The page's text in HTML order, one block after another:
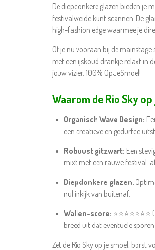
De diepdonkere glazen bieden je
festivalweide kunt scannen. De
high-fashion edge waarmee je
Of je nu vooraan bij de
met een ijskoud drankje relaxt in
jouw vizier. 100% OpJeSmoel!
Waarom de Rio Sky
Organisch Wave Design:
een creatieve en gedurfde
Robuust gitzwart: Een
mixt met een rauwe festival-
Diepdonkere glazen:
nul inkijk van buitenaf.
Wallen-score:
breed uit dat eventuele
Zet de Rio Sky op je smoel, borst